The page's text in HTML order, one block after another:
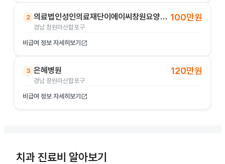
2 의료법인성인의료재단이에이씨창원요양병원
경남 창원마산합포구
100만원
비급여 정보 자세히보기 open_in_new
3 은혜병원
경남 창원마산합포구
120만원
비급여 정보 자세히보기 open_in_new
치과 진료비 알아보기